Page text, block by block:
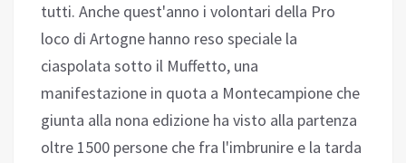
tutti. Anche quest'anno i volontari della Pro
loco di Artogne hanno reso speciale la
ciaspolata sotto il Muffetto, una
manifestazione in quota a Montecampione che
giunta alla nona edizione ha visto alla partenza
oltre 1500 persone che fra l'imbrunire e la tarda